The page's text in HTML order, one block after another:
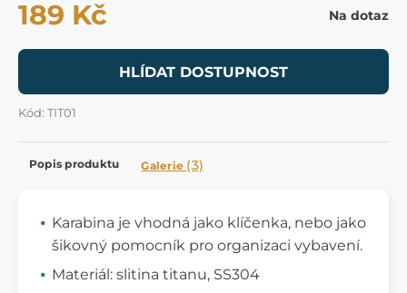
189 Kč Na dotaz
HLÍDAT DOSTUPNOST
Kód: TIT01
Popis produktu Galerie (3)
Karabina je vhodná jako klíčenka, nebo jako
šikovný pomocník pro organizaci vybavení.
Materiál: slitina titanu, SS304